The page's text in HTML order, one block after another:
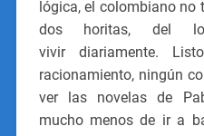
lógica, el colombiano no
dos horitas, del
vivir diariamente.
racionamiento, ningún
ver las novelas de
mucho menos de ir a